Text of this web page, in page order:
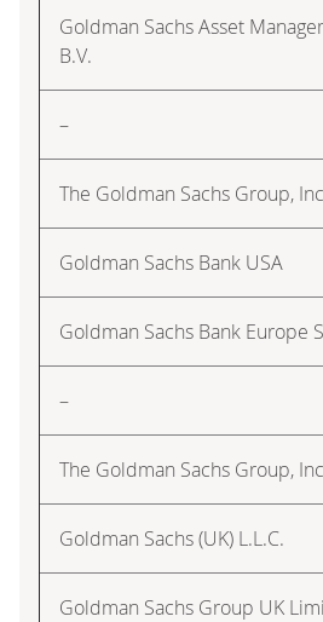
Goldman Sachs Asset
B.V.
–
The Goldman Sachs Group,
Goldman Sachs Bank USA
Goldman Sachs Bank Europe
–
The Goldman Sachs Group,
Goldman Sachs (UK) L.L.C.
Goldman Sachs Group UK